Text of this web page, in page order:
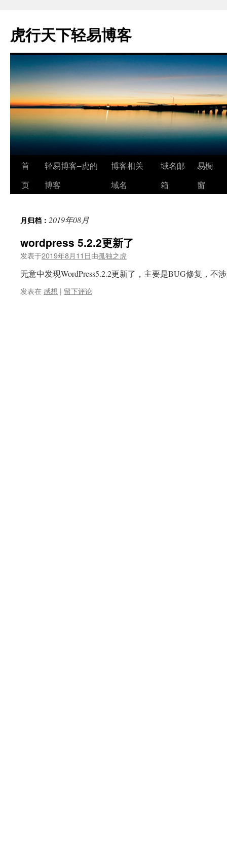
虎行天下轻易博客
跳
至
文
首
页
轻易博客–虎的
博客
博客相关
域名
域名邮
箱
易橱
窗
月归档： 2019年08月
wordpress 5.2.2更新了
发表于2019年8月11日由孤独之虎
无意中发现WordPress5.2.2更新了，主要是BUG修复，
发表在 感想 | 留下评论